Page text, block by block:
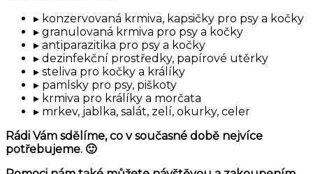
konzervovaná krmiva, kapsičky pro psy a kočky
granulovaná krmiva pro psy a kočky
antiparazitika pro psy a kočky
dezinfekční prostředky, papírové utěrky
steliva pro kočky a králíky
pamlsky pro psy, piškoty
krmiva pro králíky a morčata
mrkev, jablka, salát, zelí, okurky, celer
Rádi Vám sdělíme, co v současné době nejvíce
potřebujeme. 🙂